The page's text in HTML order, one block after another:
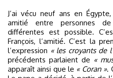
J’ai vécu neuf ans en
amitié entre personnes
différentes est possible.
François, l’amitié. C’est la
l’expression « les croyants de
précédents parlaient de «
apparaît ainsi que le « Coran ».